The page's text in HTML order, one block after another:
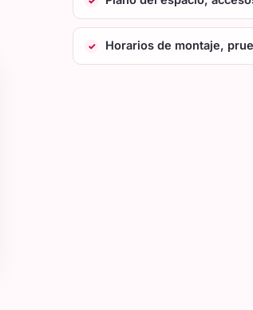
Horarios de montaje,